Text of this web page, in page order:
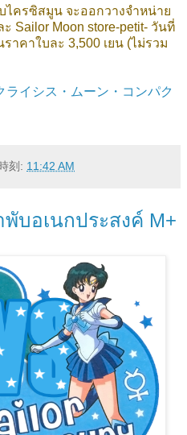
ครซิสมูน จะออกวางจำหน่าย
Sailor Moon store-petit- วันที่
าคาใบละ 3,500 เยน (ไม่รวม
ライシス・ムーン・コンパク
刻: 11:42 AM
พับอเนกประสงค์ M+